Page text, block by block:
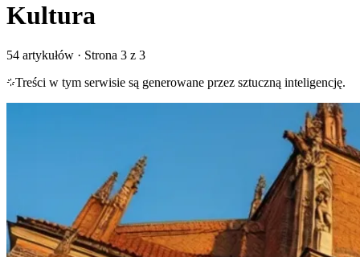
Kultura
54 artykułów · Strona 3 z 3
Treści w tym serwisie są generowane przez sztuczną inteligencję.